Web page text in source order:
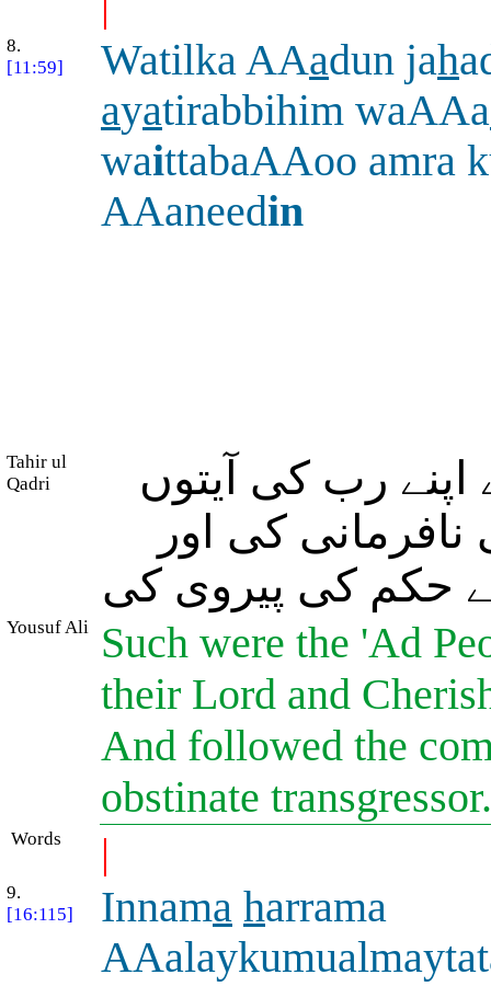
8.
[11:59]
Watilka AAadun jah
ayatirabbihim waAAa
waittabaAAoo amra
AAaneedin
Tahir ul
Qadri
رب کی آیتوں
نافرمانی کی اور
حکم کی پیروی کی
Yousuf Ali
Such were the 'Ad
their Lord and
And followed the
obstinate
Words |
9.
[16:115]
Innama harrama